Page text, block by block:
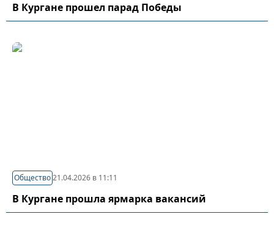
В Кургане прошел парад Победы
Общество21.04.2026 в 11:11
В Кургане прошла ярмарка вакансий